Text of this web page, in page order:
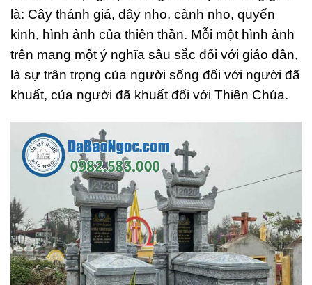
là: Cây thánh giá, dây nho, cành nho, quyển
kinh, hình ảnh của thiên thần. Mỗi một hình ảnh
trên mang một ý nghĩa sâu sắc đối với giáo dân,
là sự trân trọng của người sống đối với người đã
khuất, của người đã khuất đối với Thiên Chúa.